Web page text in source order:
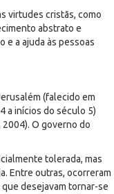
virtudes cristãs, como
abstrato e
e a ajuda às pessoas
(falecido em
a inícios do século 5)
2004). O governo do
tolerada, mas
Entre outras, ocorreram
desejavam tornar-se